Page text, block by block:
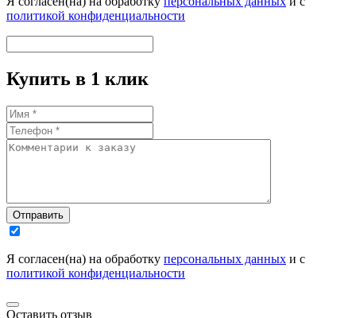
политикой конфиденциальности
Купить в 1 клик
Отправить
Я согласен(на) на обработку персональных данных и с
политикой конфиденциальности
Оставить отзыв